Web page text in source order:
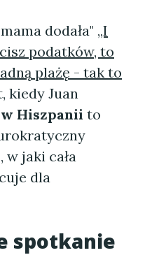
dodała" „I
podatków, to
plażę - tak to
kiedy Juan
Hiszpanii to
w jaki cała
dla
spotkanie